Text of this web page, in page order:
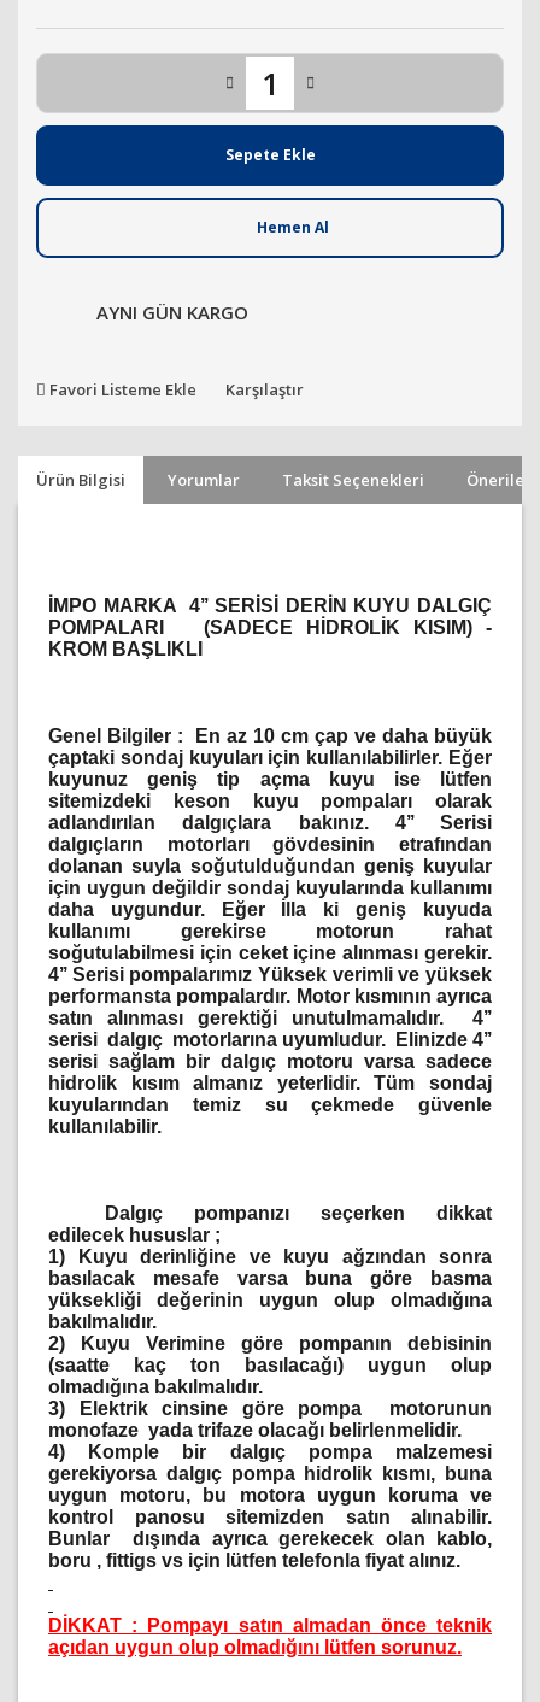
Sepete Ekle
Hemen Al
AYNI GÜN KARGO
Favori Listeme Ekle Karşılaştır
Ürün Bilgisi Yorumlar Taksit Seçenekleri
İMPO MARKA 4’’ SERİSİ DERİN KUYU DALGIÇ
POMPALARI (SADECE HİDROLİK KISIM) -
KROM BAŞLIKLI
Genel Bilgiler :
En az 10 cm çap ve daha büyük
çaptaki sondaj kuyuları için kullanılabilirler. Eğer
kuyunuz geniş tip açma kuyu ise lütfen
sitemizdeki keson kuyu pompaları olarak
adlandırılan dalgıçlara bakınız. 4’’ Serisi
dalgıçların motorları gövdesinin etrafından
dolanan suyla soğutulduğundan geniş kuyular
için uygun değildir sondaj kuyularında kullanımı
daha uygundur. Eğer İlla ki geniş kuyuda
kullanımı gerekirse motorun rahat
soğutulabilmesi için ceket içine alınması gerekir.
4’’ Serisi pompalarımız Yüksek verimli ve yüksek
performansta pompalardır. Motor kısmının ayrıca
satın alınması gerektiği unutulmamalıdır. 4’’
serisi dalgıç motorlarına uyumludur. Elinizde 4’’
serisi sağlam bir dalgıç motoru varsa sadece
hidrolik kısım almanız yeterlidir. Tüm sondaj
kuyularından temiz su çekmede güvenle
kullanılabilir.
Dalgıç pompanızı seçerken dikkat
edilecek hususlar ;
1) Kuyu derinliğine ve kuyu ağzından sonra
basılacak mesafe varsa buna göre basma
yüksekliği değerinin uygun olup olmadığına
bakılmalıdır.
2) Kuyu Verimine göre pompanın debisinin
(saatte kaç ton basılacağı) uygun olup
olmadığına bakılmalıdır.
3) Elektrik cinsine göre pompa motorunun
monofaze yada trifaze olacağı belirlenmelidir.
4) Komple bir dalgıç pompa malzemesi
gerekiyorsa dalgıç pompa hidrolik kısmı, buna
uygun motoru, bu motora uygun koruma ve
kontrol panosu sitemizden satın alınabilir.
Bunlar dışında ayrıca gerekecek olan kablo,
boru , fittigs vs için lütfen telefonla fiyat alınız.
DİKKAT : Pompayı satın almadan önce teknik
açıdan uygun olup olmadığını lütfen sorunuz.